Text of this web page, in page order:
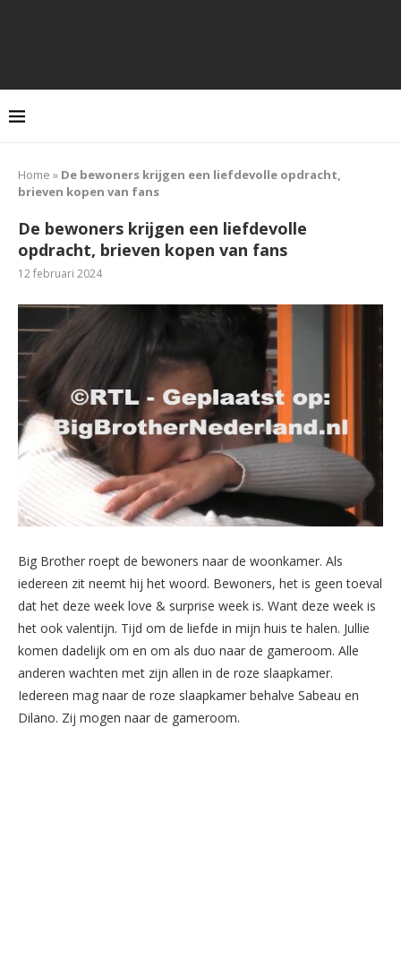
Home » De bewoners krijgen een liefdevolle opdracht,
brieven kopen van fans
De bewoners krijgen een liefdevolle
opdracht, brieven kopen van fans
12 februari 2024
Big Brother roept de bewoners naar de woonkamer. Als
iedereen zit neemt hij het woord. Bewoners, het is geen toeval
dat het deze week love & surprise week is. Want deze week is
het ook valentijn. Tijd om de liefde in mijn huis te halen. Jullie
komen dadelijk om en om als duo naar de gameroom. Alle
anderen wachten met zijn allen in de roze slaapkamer.
Iedereen mag naar de roze slaapkamer behalve Sabeau en
Dilano. Zij mogen naar de gameroom.